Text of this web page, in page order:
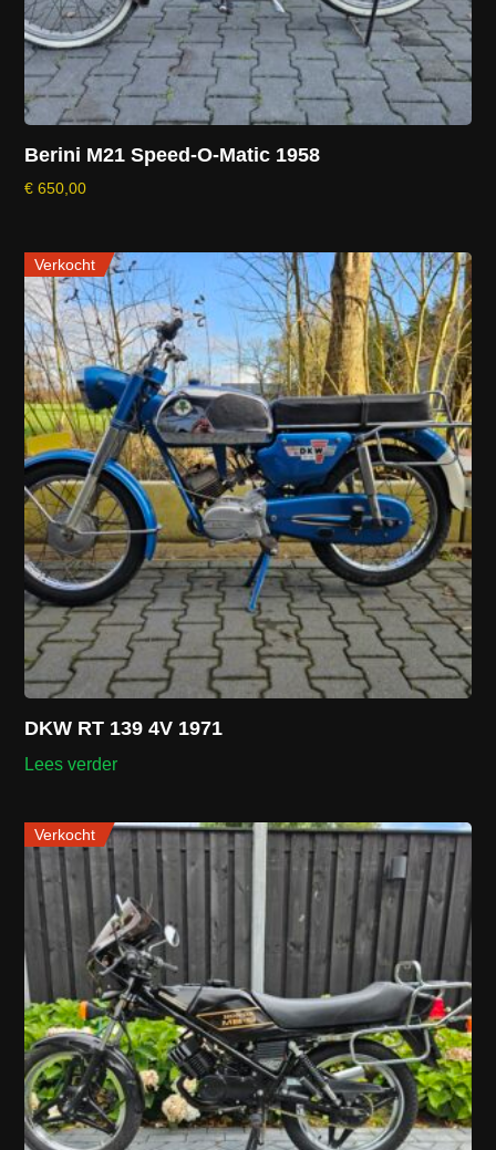
Berini M21 Speed-O-Matic 1958
€ 650,00
Verkocht
DKW RT 139 4V 1971
Lees verder
Verkocht